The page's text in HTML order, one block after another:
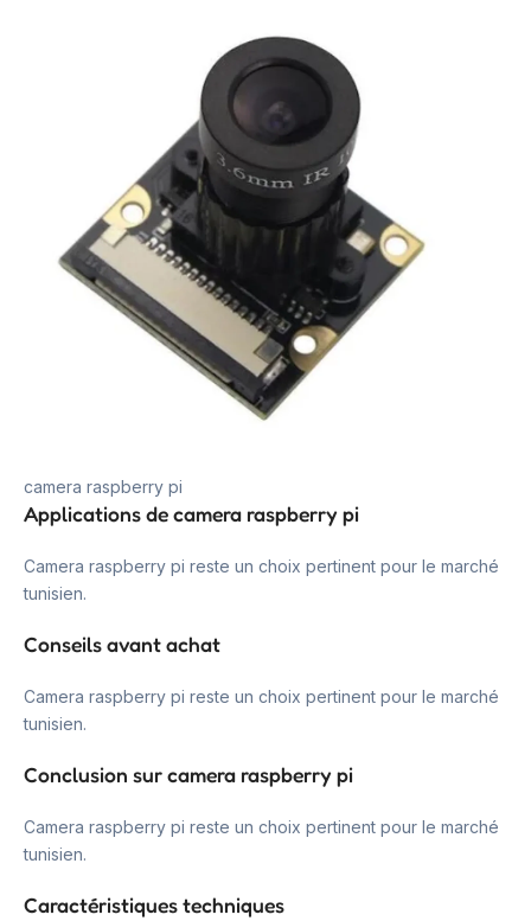
camera raspberry pi
Applications de camera raspberry pi
Camera raspberry pi reste un choix pertinent pour le marché
tunisien.
Conseils avant achat
Camera raspberry pi reste un choix pertinent pour le marché
tunisien.
Conclusion sur camera raspberry pi
Camera raspberry pi reste un choix pertinent pour le marché
tunisien.
Caractéristiques techniques